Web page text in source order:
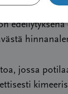
edellytyksenä
jossa